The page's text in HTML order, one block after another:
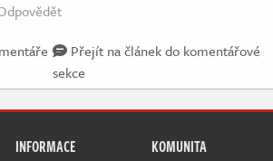
Přejít na článek do komentářové
sekce
INFORMACE KOMUNITA